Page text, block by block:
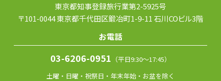
東京都知事登録旅行業第2-5925号
〒101-0044 東京都千代田区鍛冶町1-9-11 石川COビル3階
お電話
03-6206-0951 （平日9:30～17:45）
土曜・日曜・祝祭日・年末年始・お盆を除く